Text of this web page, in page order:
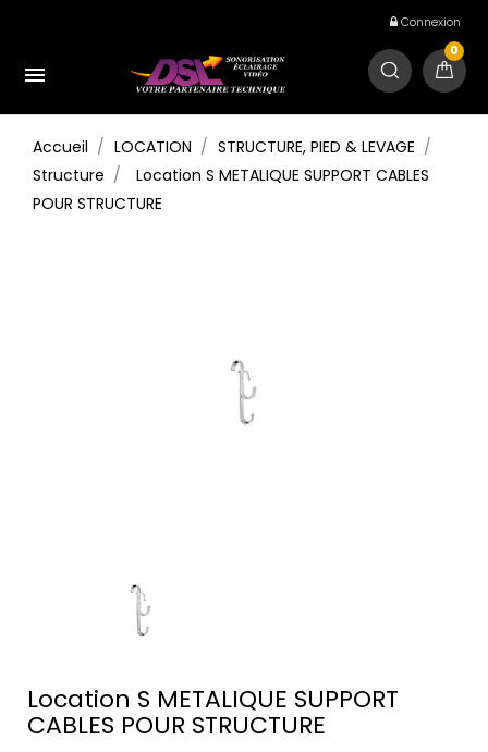
Connexion

0
Accueil LOCATION
STRUCTURE, PIED & LEVAGE
Structure
Location S METALIQUE SUPPORT CABLES
POUR STRUCTURE
Location S METALIQUE SUPPORT
CABLES POUR STRUCTURE